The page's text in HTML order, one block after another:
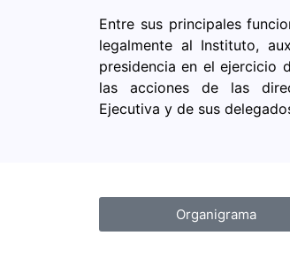
Entre sus principales
legalmente al Instituto,
presidencia en el ejercicio
las acciones de las
Ejecutiva y de sus
Organigrama